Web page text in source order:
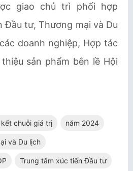
giao chủ trì phối hợp
Đầu tư, Thương mại và Du
doanh nghiệp, Hợp tác
sản phẩm bên lề Hội
chuỗi giá trị năm 2024
và Du lịch
Trung tâm xúc tiến Đầu tư